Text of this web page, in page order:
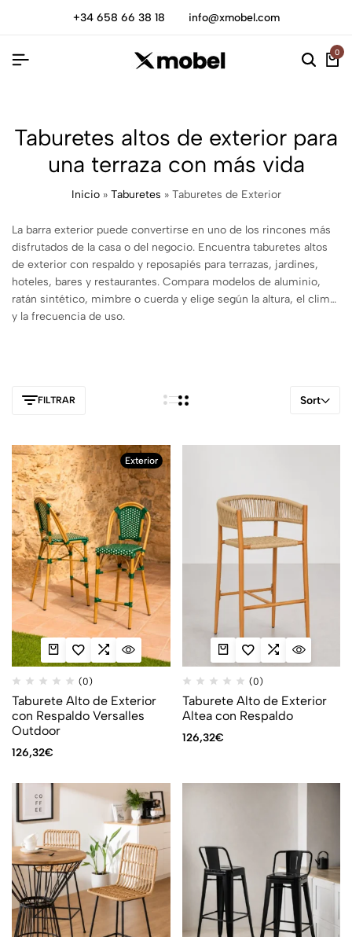
+34 658 66 38 18 info@xmobel.com
0
Taburetes altos de exterior para
una terraza con más vida
Inicio» Taburetes » Taburetes de Exterior
La barra exterior puede convertirse en uno de los rincones más
disfrutados de la casa o del negocio. Encuentra taburetes altos
de exterior con respaldo y reposapiés para terrazas, jardines,
hoteles, bares y restaurantes. Compara modelos de aluminio,
ratán sintético, mimbre o cuerda y elige según la altura, el clima
y la frecuencia de uso.
FILTRAR Sort
Exterior
(0)
Taburete Alto de Exterior
con Respaldo Versalles
Outdoor
126,32€
(0)
Taburete Alto de Exterior
Altea con Respaldo
126,32€